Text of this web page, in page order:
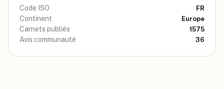
Code ISO FR
Continent Europe
Carnets publiés 1575
Avis communauté 36